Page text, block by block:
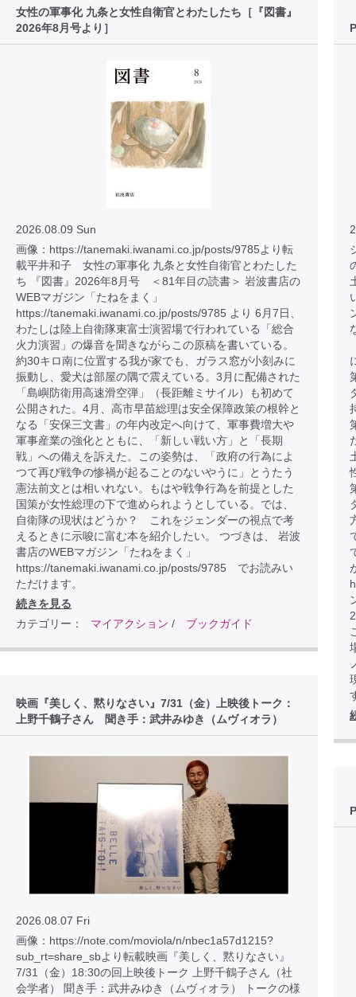
女性の軍事化 九条と女性自衛官とわたしたち［『図書』
2026年8月号より］
2026.08.09 Sun
画像：https://tanemaki.iwanami.co.jp/posts/9785より転
載平井和子 女性の軍事化 九条と女性自衛官とわたした
ち 『図書』2026年8月号 ＜81年目の読書＞ 岩波書店の
WEBマガジン「たねをまく」
https://tanemaki.iwanami.co.jp/posts/9785 より 6月7日、
わたしは陸上自衛隊東富士演習場で行われている「総合
火力演習」の爆音を聞きながらこの原稿を書いている。
約30キロ南に位置する我が家でも、ガラス窓が小刻みに
振動し、愛犬は部屋の隅で震えている。3月に配備された
「島嶼防衛用高速滑空弾」（長距離ミサイル）も初めて
公開された。4月、高市早苗総理は安全保障政策の根幹と
なる「安保三文書」の年内改定へ向けて、軍事費増大や
軍事産業の強化とともに、「新しい戦い方」と「長期
戦」への備えを訴えた。この姿勢は、「政府の行為によ
つて再び戦争の惨禍が起ることのないやうに」とうたう
憲法前文とは相いれない。もはや戦争行為を前提とした
国策が女性総理の下で進められようとしている。では、
自衛隊の現状はどうか？ これをジェンダーの視点で考
えるときに示唆に富む本を紹介したい。 つづきは、 岩波
書店のWEBマガジン「たねをまく」
https://tanemaki.iwanami.co.jp/posts/9785 でお読みい
ただけます。
続きを見る
カテゴリー：
マイアクション / ブックガイド
映画『美しく、黙りなさい』7/31（金）上映後トーク：
上野千鶴子さん 聞き手：武井みゆき（ムヴィオラ）
2026.08.07 Fri
画像：https://note.com/moviola/n/nbec1a57d1215?
sub_rt=share_sbより転載映画『美しく、黙りなさい』
7/31（金）18:30の回上映後トーク 上野千鶴子さん（社
会学者） 聞き手：武井みゆき（ムヴィオラ） トークの様